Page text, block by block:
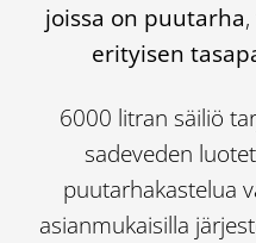
joissa on puutarha
erityisen
6000 litran säiliö
sadeveden
puutarhakastelua
asianmukaisilla